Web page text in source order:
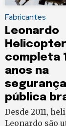
Fabricantes
Leonardo
completa
anos na
segurança
pública
Desde 2011,
Leonardo são